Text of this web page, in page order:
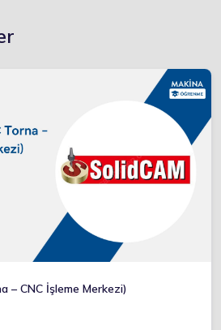
– CNC İşleme Merkezi)